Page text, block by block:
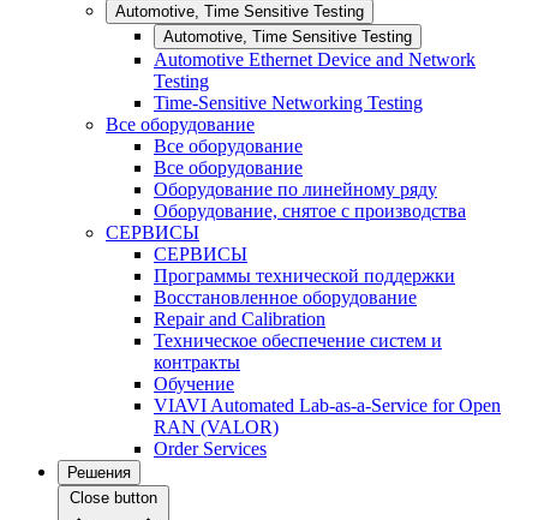
Automotive, Time Sensitive Testing
Automotive, Time Sensitive Testing
Automotive Ethernet Device and Network
Testing
Time-Sensitive Networking Testing
Все оборудование
Все оборудование
Все оборудование
Оборудование по линейному ряду
Оборудование, снятое с производства
СЕРВИСЫ
СЕРВИСЫ
Программы технической поддержки
Восстановленное оборудование
Repair and Calibration
Техническое обеспечение систем и
контракты
Обучение
VIAVI Automated Lab-as-a-Service for Open
RAN (VALOR)
Order Services
Решения
Close button